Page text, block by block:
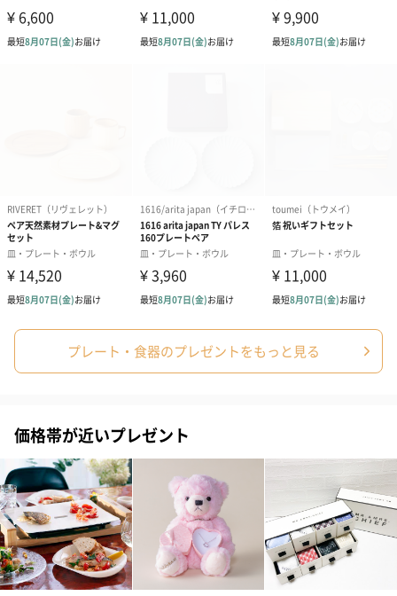
出産祝いちょい足しギフト
出産祝いギフトへの＋αにおすすめです。お母様にもお子様にも嬉
しいギフトオプションをご用意いたしました。
絵本&うさぎ（ピンク）
（2,702円）
ノンカフェインフルー
ツティー（562円）
葉酸入りデカ
ヒー（875円）
ベビーグッズ
プレート・食器のプレゼントをもっと見る
価格帯が近いプレゼント